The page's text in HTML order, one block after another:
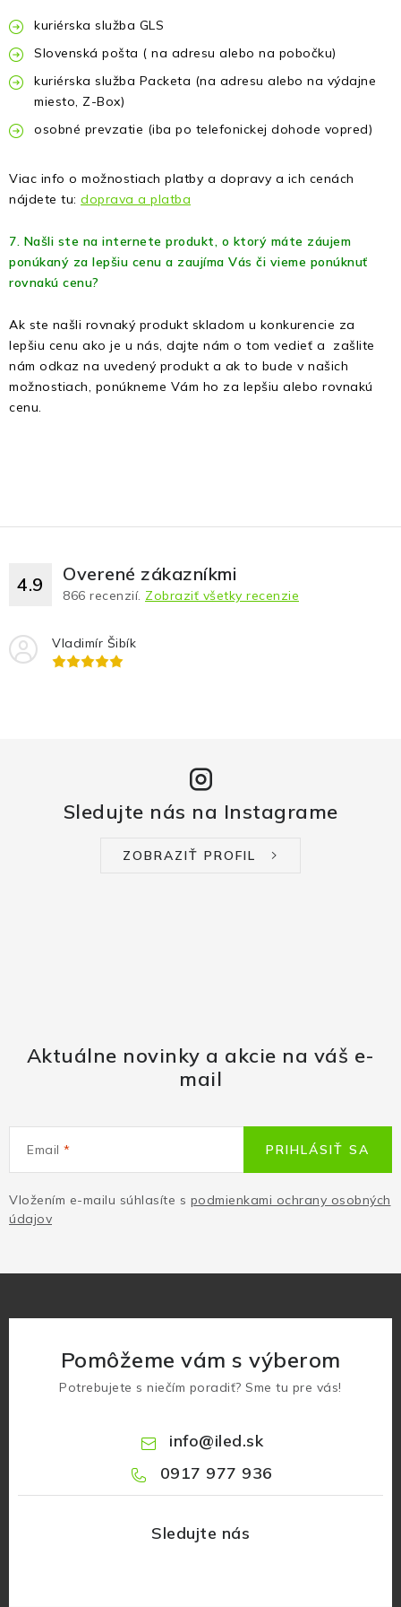
kuriérska služba GLS
Slovenská pošta ( na adresu alebo na pobočku)
kuriérska služba Packeta (na adresu alebo na výdajne
miesto, Z-Box)
osobné prevzatie (iba po telefonickej dohode vopred)
Viac info o možnostiach platby a dopravy a ich cenách
nájdete tu: doprava a platba
7. Našli ste na internete produkt, o ktorý máte záujem
ponúkaný za lepšiu cenu a zaujíma Vás či vieme ponúknuť
rovnakú cenu?
Ak ste našli rovnaký produkt skladom u konkurencie za
lepšiu cenu ako je u nás, dajte nám o tom vedieť a zašlite
nám odkaz na uvedený produkt a ak to bude v našich
možnostiach, ponúkneme Vám ho za lepšiu alebo rovnakú
cenu.
4.9 Overené zákazníkmi
866 recenzií. Zobraziť všetky recenzie
Vladimír Šibík
Sledujte nás na Instagrame
ZOBRAZIŤ PROFIL
Aktuálne novinky a akcie na váš e-
mail
Email
Vložením e-mailu súhlasíte s podmienkami ochrany osobných
údajov
PRIHLÁSIŤ SA
Pomôžeme vám s výberom
Potrebujete s niečím poradiť? Sme tu pre vás!
info@iled.sk
0917 977 936